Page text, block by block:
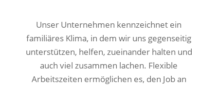
Unser Unternehmen kennzeichnet ein
familiäres Klima, in dem wir uns gegenseitig
unterstützen, helfen, zueinander halten und
auch viel zusammen lachen. Flexible
Arbeitszeiten ermöglichen es, den Job an